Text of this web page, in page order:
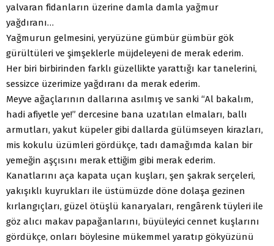
yalvaran fidanların üzerine damla damla yağmur
yağdıranı…
Yağmurun gelmesini, yeryüzüne gümbür gümbür gök
gürültüleri ve şimşeklerle müjdeleyeni de merak ederim.
Her biri birbirinden farklı güzellikte yarattığı kar tanelerini,
sessizce üzerimize yağdıranı da merak ederim.
Meyve ağaçlarının dallarına asılmış ve sanki “Al bakalım,
hadi afiyetle ye!” dercesine bana uzatılan elmaları, ballı
armutları, yakut küpeler gibi dallarda gülümseyen kirazları,
mis kokulu üzümleri gördükçe, tadı damağımda kalan bir
yemeğin aşçısını merak ettiğim gibi merak ederim.
Kanatlarını aça kapata uçan kuşları, şen şakrak serçeleri,
yakışıklı kuyrukları ile üstümüzde döne dolaşa gezinen
kırlangıçları, güzel ötüşlü kanaryaları, rengârenk tüyleri ile
göz alıcı makav papağanlarını, büyüleyici cennet kuşlarını
gördükçe, onları böylesine mükemmel yaratıp gökyüzünü